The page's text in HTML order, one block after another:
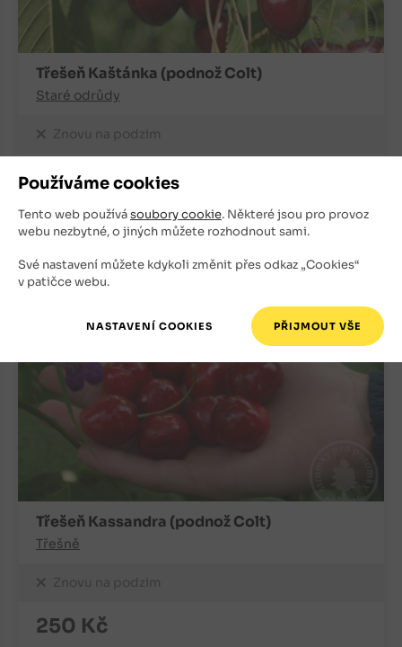
Používáme cookies
Tento web používásoubory cookie. Některé jsou pro provoz
webu nezbytné, o jiných můžete rozhodnout sami.
Své nastavení můžete kdykoli změnit přes odkaz „Cookies“
v patičce webu.
Třešeň Kaštánka (podnož Colt)
Staré odrůdy
Znovu na podzim
230Kč
+
-
ks OBJEDNAT
Třešeň Kassandra (podnož Colt)
Třešně
Znovu na podzim
250 Kč